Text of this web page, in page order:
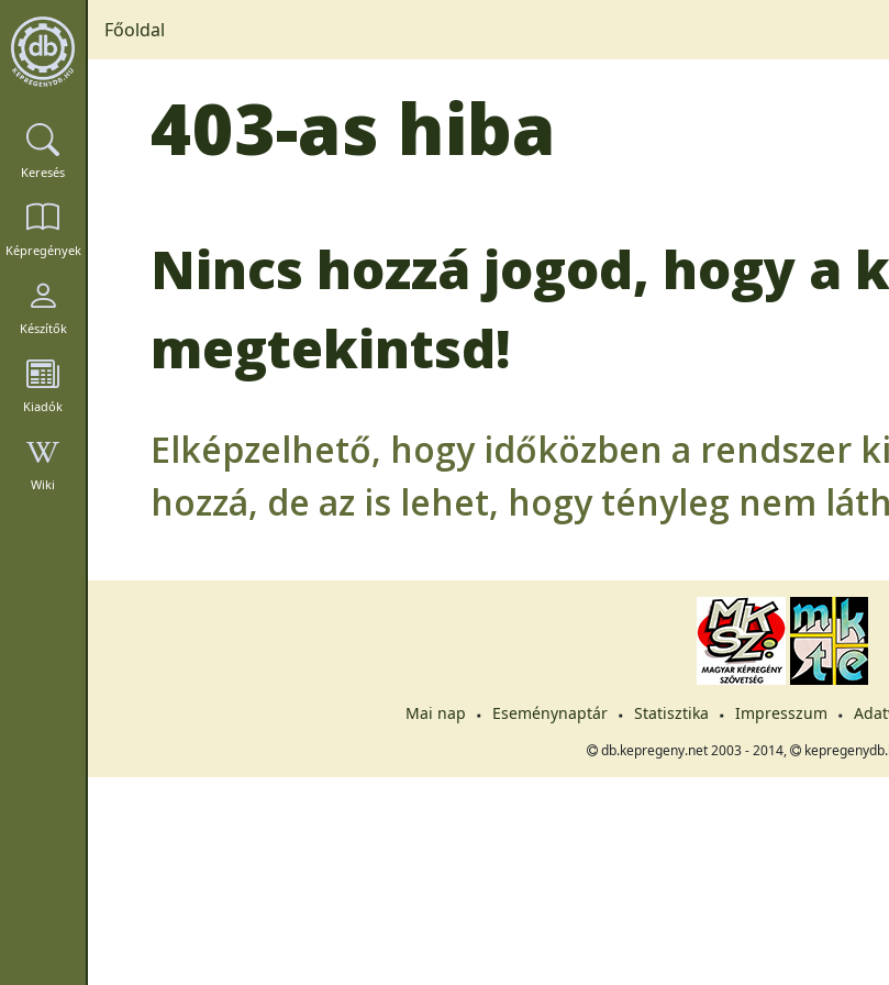
Keresés
Képregények
Készítők
Kiadók
Wiki
Főoldal
403-as hiba
Nincs hozzá jogod, hogy a
megtekintsd!
Elképzelhető, hogy időközben a rendszer
hozzá, de az is lehet, hogy tényleg nem
Mai nap Eseménynaptár Statisztika Impresszum
db.kepregeny.net 2003 - 2014,